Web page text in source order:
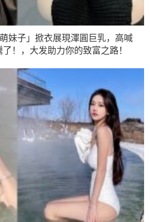
妹子」掀衣展現渾圓巨乳，高喊
！，大发助力你的致富之路！